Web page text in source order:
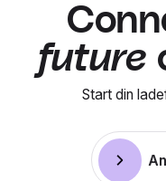
future
Start din